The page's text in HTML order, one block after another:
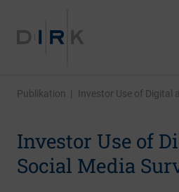
Publikation | Investor Use of Digital
Investor Use of
Social Media